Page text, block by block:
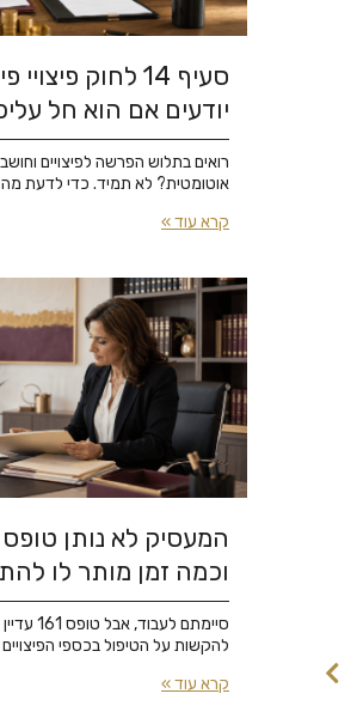
סעיף 14 לחוק
יודעים אם הוא חל
אוטומטית? לא תמיד. כדי לדעת
קרא עוד »
וכמה זמן מותר לו
סיימתם
להקשות על הטיפול בכספי
קרא עוד »